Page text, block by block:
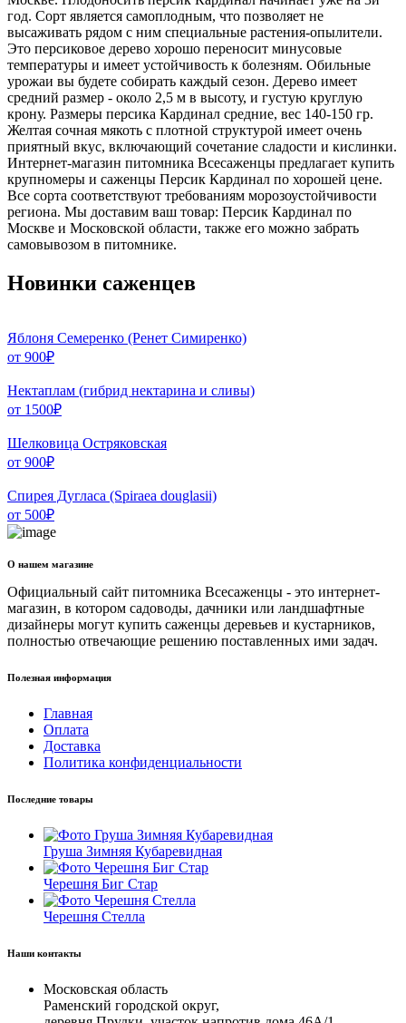
год. Сорт является самоплодным, что позволяет не
высаживать рядом с ним специальные растения-опылители.
Это персиковое дерево хорошо переносит минусовые
температуры и имеет устойчивость к болезням. Обильные
урожаи вы будете собирать каждый сезон. Дерево имеет
средний размер - около 2,5 м в высоту, и густую круглую
крону. Размеры персика Кардинал средние, вес 140-150 гр.
Желтая сочная мякоть с плотной структурой имеет очень
приятный вкус, включающий сочетание сладости и кислинки.
Интернет-магазин питомника Всесаженцы предлагает купить
крупномеры и саженцы Персик Кардинал по хорошей цене.
Все сорта соответствуют требованиям морозоустойчивости
региона. Мы доставим ваш товар: Персик Кардинал по
Москве и Московской области, также его можно забрать
самовывозом в питомнике.
Новинки саженцев
Яблоня Семеренко (Ренет Симиренко)
от 900₽
Нектаплам (гибрид нектарина и сливы)
от 1500₽
Шелковица Остряковская
от 900₽
Спирея Дугласа (Spiraea douglasii)
от 500₽
О нашем магазине
Официальный сайт питомника Всесаженцы - это интернет-
магазин, в котором садоводы, дачники или ландшафтные
дизайнеры могут купить саженцы деревьев и кустарников,
полностью отвечающие решению поставленных ими задач.
Полезная информация
Главная
Оплата
Доставка
Политика конфиденциальности
Последние товары
Груша Зимняя Кубаревидная
Черешня Биг Стар
Черешня Стелла
Наши контакты
Московская область
Раменский городской округ,